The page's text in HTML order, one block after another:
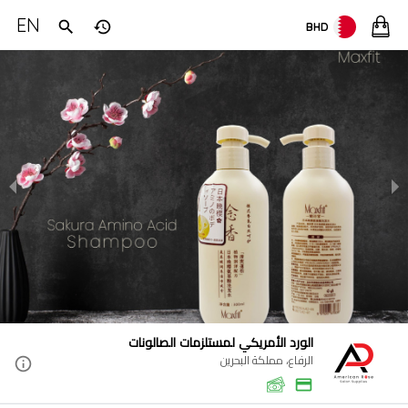
BHD
EN
الورد الأمريكي لمستلزمات الصالونات
الرفاع، مملكة البحرين